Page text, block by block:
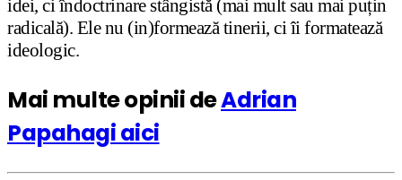
idei, ci îndoctrinare stângistă (mai mult sau mai puțin
radicală). Ele nu (in)formează tinerii, ci îi formatează
ideologic.
Mai multe opinii deAdrian
Papahagi aici